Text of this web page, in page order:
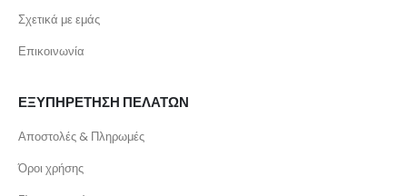
Σχετικά με εμάς
Επικοινωνία
ΕΞΥΠΗΡΕΤΗΣΗ ΠΕΛΑΤΩΝ
Αποστολές & Πληρωμές
Όροι χρήσης